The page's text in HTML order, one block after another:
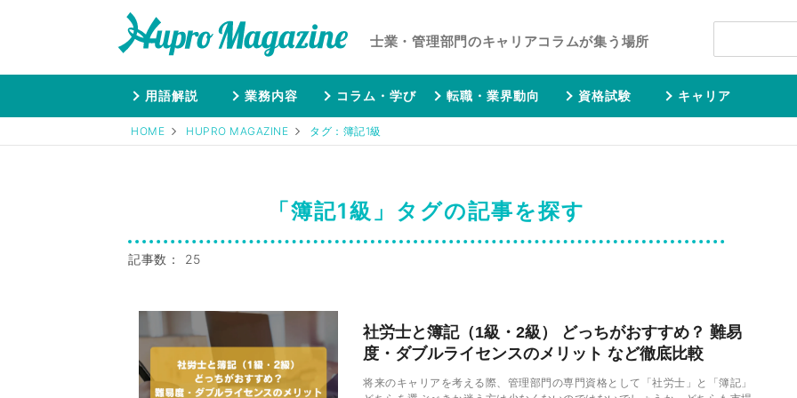
士業・管理部門のキャリアコラムが集う場所
用語解説 業務内容 コラム・学び 転職・業界動向 資格試験 キャリア
HOME HUPRO MAGAZINE タグ：簿記1級
「簿記1級」タグの記事を探す
記事数： 25
社労士と簿記（1級・2級） どっちがおすすめ？ 難易
度・ダブルライセンスのメリット など徹底比較
将来のキャリアを考える際、管理部門の専門資格として「社労士」と「簿記」